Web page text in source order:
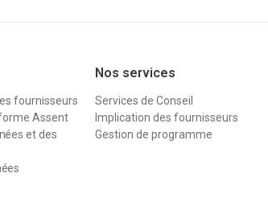
fournisseurs
Assent
et des
Nos services
Services de Conseil
Implication des fournisseurs
Gestion de programme